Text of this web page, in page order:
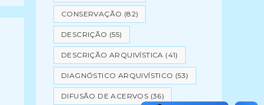
CONSERVAÇÃO (82)
DESCRIÇÃO (55)
DESCRIÇÃO ARQUIVÍSTICA (41)
DIAGNÓSTICO ARQUIVÍSTICO (53)
DIFUSÃO DE ACERVOS (36)